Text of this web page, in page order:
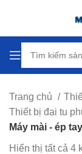
Trang chủ
Thiết bị đại tu
Máy mài - ép
Hiển thị tất cả 4